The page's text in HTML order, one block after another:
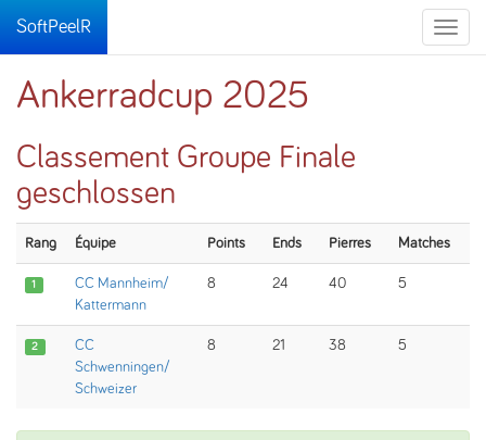
Toggle
SoftPeelR
Ankerradcup 2025
Classement Groupe Finale
geschlossen
Rang Équipe Points Ends Pierres Matches
1
CC Mannheim/
Kattermann
8 24 40 5
2
CC
Schwenningen/
Schweizer
8 21 38 5